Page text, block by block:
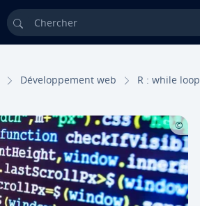
Chercher
Dé­ve­lop­pe­ment web R : while loop